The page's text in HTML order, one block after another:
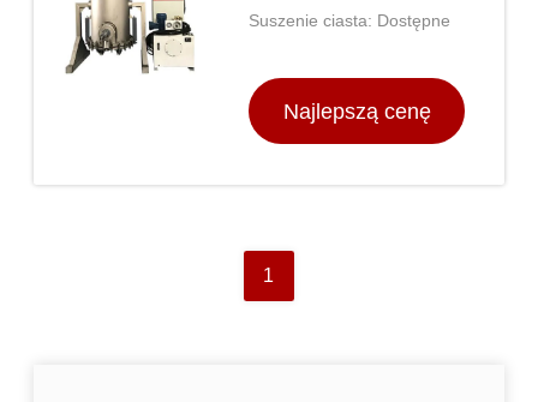
filtracyjne Nutsche
Suszenie ciasta: Dostępne
Najlepszą cenę
1